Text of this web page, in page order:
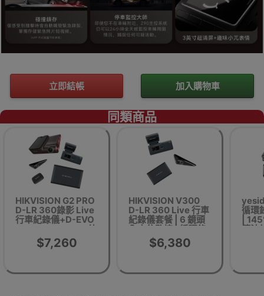
立即結帳 加入購物車
同類商品
HIKVISION G2 PRO
D-LR 360錄影 Live
行車紀錄儀+D-EVO
Ultra 14800mAh 外
置電池套裝 | 香港行
貨 | 包安裝
$7,260
HIKVISION V300
D-LR 360 Live 行車
紀錄儀套餐 | 6 鏡頭
全方位監控 | 循環錄
影 | 香港行貨 | 包安
裝
$6,380
循環
|
算法